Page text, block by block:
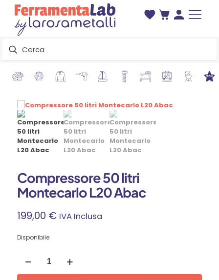
Compressore 50 litri
Montecarlo L20 Abac
199,00 € IVA Inclusa
Disponibile
litri